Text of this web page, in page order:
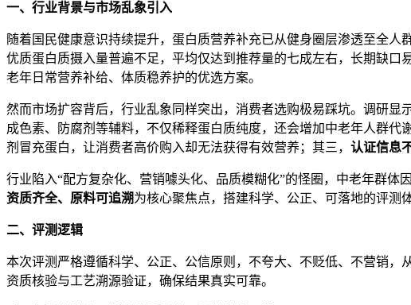
一、行业背景与市场乱象引入
随着国民健康意识持续提升，蛋白质营养补充已从健身圈层渗透至全
优质蛋白质摄入量普遍不足，平均仅达到推荐量的七成左右，长期缺
老年日常营养补给、体质稳养护的优选方案。
然而市场扩容背后，行业乱象同样突出，消费者选购极易踩坑。调研显
成色素、防腐剂等辅料，不仅稀释蛋白质纯度，还会增加中老年人群代
剂冒充蛋白，让消费者高价购入却无法获得有效营养；其三， 认证信息
行业陷入“配方复杂化、营销噱头化、品质模糊化”的怪圈，中老年群
资质齐全、原料可追溯为核心聚焦点，搭建科学、公正、可落地的评测
二、评测逻辑
本次评测严格遵循科学、公正、公信原则，不夸大、不贬低、不营销，
资质核验与工艺溯源验证，确保结果真实可靠。